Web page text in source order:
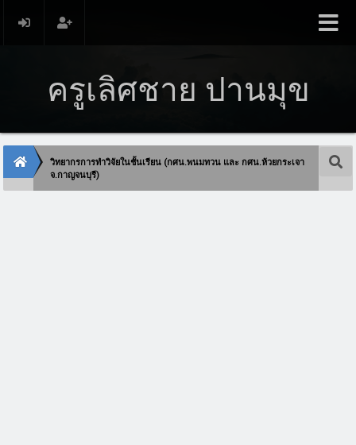
ครูเลิศชาย ปานมุข
วิทยากรการทำวิจัยในชั้นเรียน (กศน.พนมทวน และ กศน.ห้วยกระเจา
จ.กาญจนบุรี)